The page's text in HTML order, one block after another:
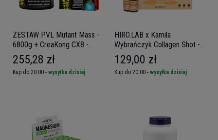
ZESTAW PVL Mutant Mass -
6800g + CreaKong CX8 -
249g
255,28 zł
Kup do 20:00 - wysyłka dzisiaj
HIRO.LAB x Kamila
Wybrańczyk Collagen Shot -
10x 30ml - Peach
129,00 zł
Kup do 20:00 - wysyłka dzisiaj